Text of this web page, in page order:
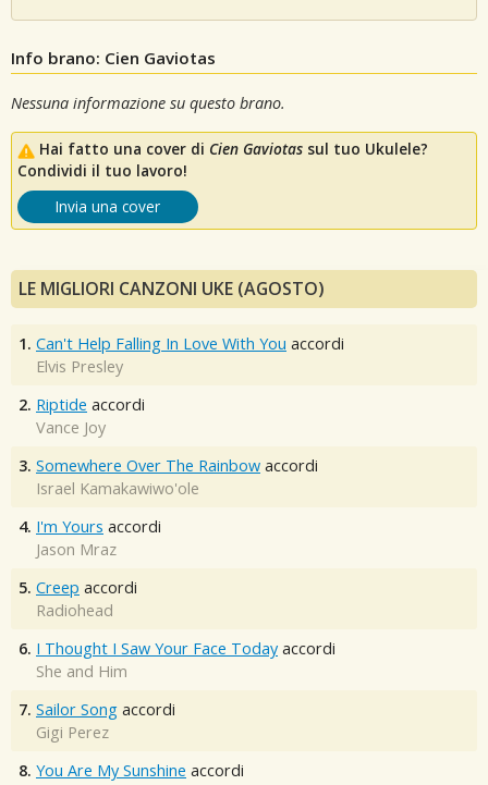
Info brano: Cien Gaviotas
Nessuna informazione su questo brano.
Hai fatto una cover di Cien Gaviotas sul tuo Ukulele?
Condividi il tuo lavoro!
Invia una cover
LE MIGLIORI CANZONI UKE (AGOSTO)
1. Can't Help Falling In Love With You accordi
Elvis Presley
2. Riptide accordi
Vance Joy
3. Somewhere Over The Rainbow accordi
Israel Kamakawiwo'ole
4. I'm Yours accordi
Jason Mraz
5. Creep accordi
Radiohead
6. I Thought I Saw Your Face Today accordi
She and Him
7. Sailor Song accordi
Gigi Perez
8. You Are My Sunshine accordi